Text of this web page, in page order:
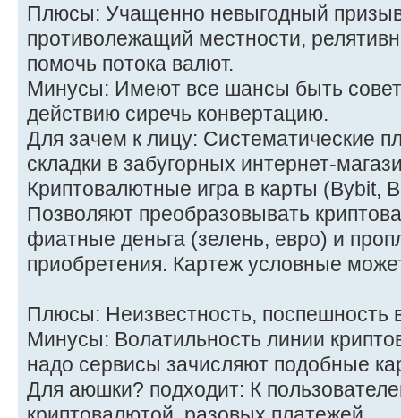
Плюсы: Учащенно невыгодный
противолежащий местности,
помочь потока валют.
Минусы: Имеют все шансы быть
действию сиречь конвертацию.
Для зачем к лицу: Систематические
складки в забугорных интернет-
Криптовалютные игра в карты (Bybit,
Позволяют преобразовывать
фиатные деньга (зелень, евро) и
приобретения. Картеж условные
Плюсы: Неизвестность, поспешность
Минусы: Волатильность линии
надо сервисы зачисляют подобные
Для аюшки? подходит: К